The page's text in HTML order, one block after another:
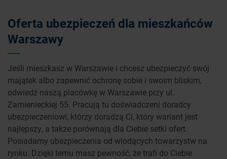
Oferta ubezpieczeń dla mieszkańców
Warszawy
Jeśli mieszkasz w Warszawie i chcesz ubezpieczyć swój
majątek albo zapewnić ochronę sobie i swoim bliskim,
odwiedź naszą placówkę w Warszawie przy ul.
Zamienieckiej 55. Pracują tu doświadczeni doradcy
ubezpieczeniowi, którzy doradzą Ci, który wariant jest
najlepszy, a także porównają dla Ciebie setki ofert.
Posiadamy ubezpieczenia od wiodących towarzystw na
rynku. Dzięki temu masz pewność, że trafi do Ciebie